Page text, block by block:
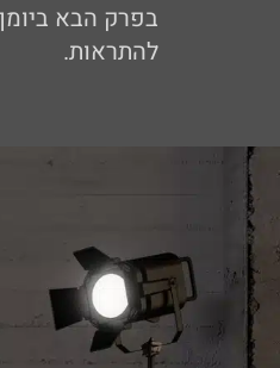
בפרק הבא
להתראות.